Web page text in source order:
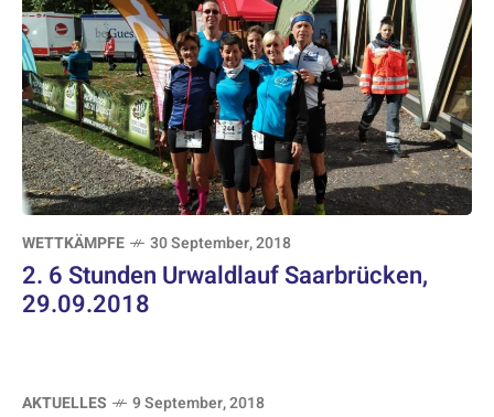
WETTKÄMPFE 30 September, 2018
2. 6 Stunden Urwaldlauf Saarbrücken,
29.09.2018
AKTUELLES 9 September, 2018